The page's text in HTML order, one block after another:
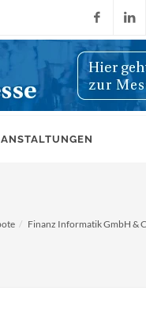
Facebook
Finanz Informatik GmbH &